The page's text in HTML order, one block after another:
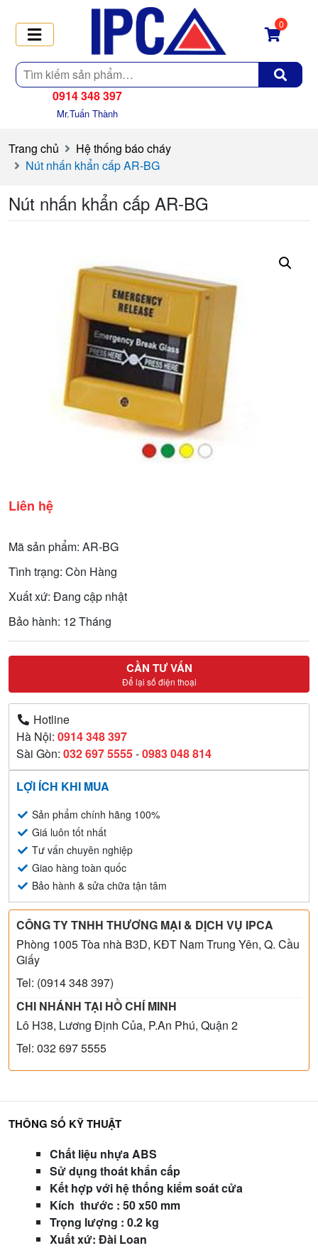
Tìm
kiếm
0
0914 348 397
Mr.Tuấn Thành
Trang chủ
Hệ thống báo cháy
Nút nhấn khẩn cấp AR-BG
Nút nhấn khẩn cấp AR-BG
Liên hệ
Mã sản phẩm: AR-BG
Tình trạng: Còn Hàng
Xuất xứ: Đang cập nhật
Bảo hành: 12 Tháng
CẦN TƯ VẤN
Để lại số điện thoại
Hotline
Hà Nội: 0914 348 397
Sài Gòn: 032 697 5555-0983 048 814
LỢI ÍCH KHI MUA
Sản phẩm chính hãng 100%
Giá luôn tốt nhất
Tư vấn chuyên nghiệp
Giao hàng toàn quốc
Bảo hành & sửa chữa tận tâm
CÔNG TY TNHH THƯƠNG MẠI & DỊCH VỤ IPCA
Phòng 1005 Tòa nhà B3D, KĐT Nam Trung Yên, Q. Cầu
Giấy
Tel: (0914 348 397)
CHI NHÁNH TẠI HỒ CHÍ MINH
Lô H38, Lương Định Của, P.An Phú, Quận 2
Tel: 032 697 5555
Chất liệu nhựa ABS
Sử dụng thoát khẩn cấp
Kết hợp với hệ thống kiểm soát cửa
Kích thước : 50 x50 mm
Trọng lượng : 0.2 kg
Xuất xứ: Đài Loan
THÔNG SỐ KỸ THUẬT